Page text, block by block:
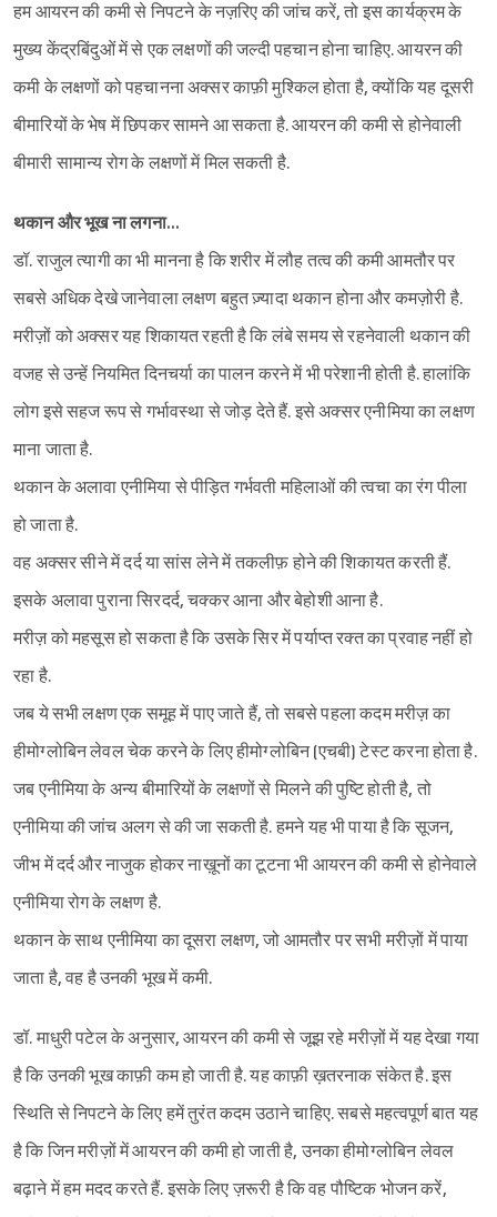
हम आयरन की कमी से निपटने के नज़रिए की जांच करें, तो इस कार्यक्रम के
मुख्य केंद्रबिंदुओं में से एक लक्षणों की जल्दी पहचान होना चाहिए. आयरन की
कमी के लक्षणों को पहचानना अक्सर काफ़ी मुश्किल होता है, क्योंकि यह दूसरी
बीमारियों के भेष में छिपकर सामने आ सकता है. आयरन की कमी से होनेवाली
बीमारी सामान्य रोग के लक्षणों में मिल सकती है.
थकान और भूख ना लगना…
डॉ. राजुल त्यागी का भी मानना है कि शरीर में लौह तत्व की कमी आमतौर पर
सबसे अधिक देखे जानेवाला लक्षण बहुत ज़्यादा थकान होना और कमज़ोरी है.
मरीज़ों को अक्सर यह शिकायत रहती है कि लंबे समय से रहनेवाली थकान की
वजह से उन्हें नियमित दिनचर्या का पालन करने में भी परेशानी होती है. हालांकि
लोग इसे सहज रूप से गर्भावस्था से जोड़ देते हैं. इसे अक्सर एनीमिया का लक्षण
माना जाता है.
थकान के अलावा एनीमिया से पीड़ित गर्भवती महिलाओं की त्वचा का रंग पीला
हो जाता है.
वह अक्सर सीने में दर्द या सांस लेने में तकलीफ़ होने की शिकायत करती हैं.
इसके अलावा पुराना सिरदर्द, चक्कर आना और बेहोशी आना है.
मरीज़ को महसूस हो सकता है कि उसके सिर में पर्याप्त रक्त का प्रवाह नहीं हो
रहा है.
जब ये सभी लक्षण एक समूह में पाए जाते हैं, तो सबसे पहला कदम मरीज़ का
हीमोग्लोबिन लेवल चेक करने के लिए हीमोग्लोबिन (एचबी) टेस्ट करना होता है.
जब एनीमिया के अन्य बीमारियों के लक्षणों से मिलने की पुष्टि होती है, तो
एनीमिया की जांच अलग से की जा सकती है. हमने यह भी पाया है कि सूजन,
जीभ में दर्द और नाजुक होकर नाख़ूनों का टूटना भी आयरन की कमी से होनेवाले
एनीमिया रोग के लक्षण है.
थकान के साथ एनीमिया का दूसरा लक्षण, जो आमतौर पर सभी मरीज़ों में पाया
जाता है, वह है उनकी भूख में कमी.
डॉ. माधुरी पटेल के अनुसार, आयरन की कमी से जूझ रहे मरीज़ों में यह देखा गया
है कि उनकी भूख काफ़ी कम हो जाती है. यह काफ़ी ख़तरनाक संकेत है. इस
स्थिति से निपटने के लिए हमें तुरंत कदम उठाने चाहिए. सबसे महत्वपूर्ण बात यह
है कि जिन मरीज़ों में आयरन की कमी हो जाती है, उनका हीमोग्लोबिन लेवल
बढ़ाने में हम मदद करते हैं. इसके लिए ज़रूरी है कि वह पौष्टिक भोजन करें,